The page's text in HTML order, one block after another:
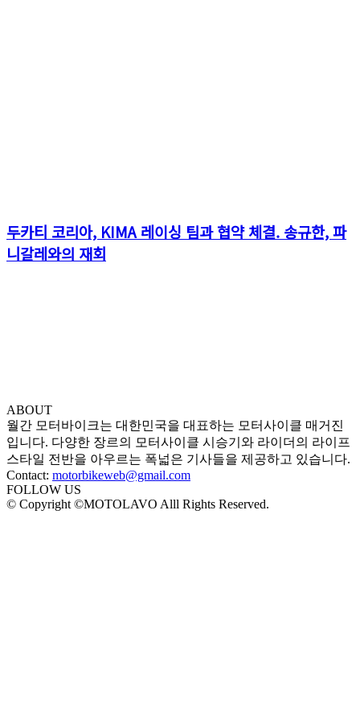
두카티 코리아, KIMA 레이싱 팀과 협약 체결. 송규한, 파
니갈레와의 재회
ABOUT
월간 모터바이크는 대한민국을 대표하는 모터사이클 매거진
입니다. 다양한 장르의 모터사이클 시승기와 라이더의 라이프
스타일 전반을 아우르는 폭넓은 기사들을 제공하고 있습니다.
Contact: motorbikeweb@gmail.com
FOLLOW US
© Copyright ©MOTOLAVO Alll Rights Reserved.